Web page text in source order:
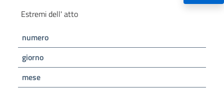
Estremi dell' atto
numero
giorno
mese